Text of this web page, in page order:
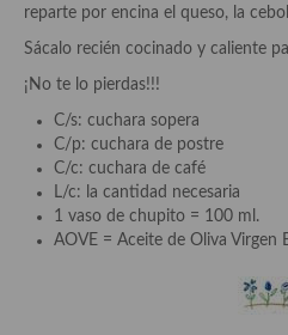
Cocina Mexicana
Cocina de Oriente Medio
Cocina israelí
Cocina libanesa
reparte por encina el queso, la
Sácalo recién cocinado y caliente
¡No te lo pierdas!!!
C/s: cuchara sopera
C/p: cuchara de postre
C/c: cuchara de café
L/c: la cantidad necesaria
1 vaso de chupito = 100 ml.
AOVE = Aceite de Oliva Virgen